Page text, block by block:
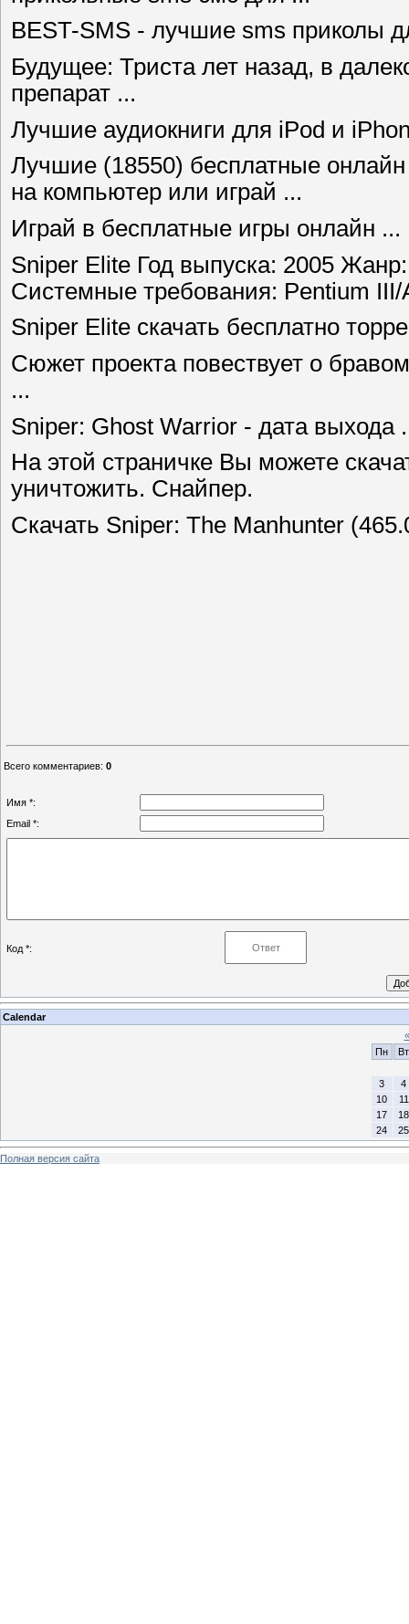
BEST-SMS - лучшие sms приколы
Будущее: Триста лет назад, в
препарат ...
Лучшие аудиокниги для iPod и
Лучшие (18550) бесплатные
на компьютер или играй ...
Играй в бесплатные игры онлайн ...
Sniper Elite Год выпуска: 2005
Системные требования: Pentium III/
Sniper Elite скачать бесплатно
Сюжет проекта повествует о
...
Sniper: Ghost Warrior - дата выхода
На этой страничке Вы можете
уничтожить. Снайпер.
Скачать Sniper: The Manhunter
Всего комментариев: 0
Имя *:
Email *:
Код *:
Calendar
«
Пн
Вт
3
4
10
11
17
18
24
25
Полная версия сайта